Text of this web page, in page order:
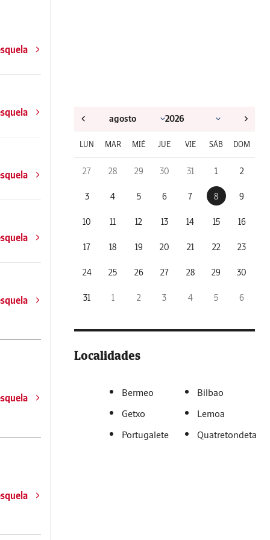
LUN MAR MIÉ JUE VIE SÁB DOM
27 28 29 30 31 1 2
3 4 5 6 7 8 9
10 11 12 13 14 15 16
17 18 19 20 21 22 23
24 25 26 27 28 29 30
31 1 2 3 4 5 6
Localidades
Bermeo
Bilbao
Getxo
Lemoa
Portugalete
Quatretondeta